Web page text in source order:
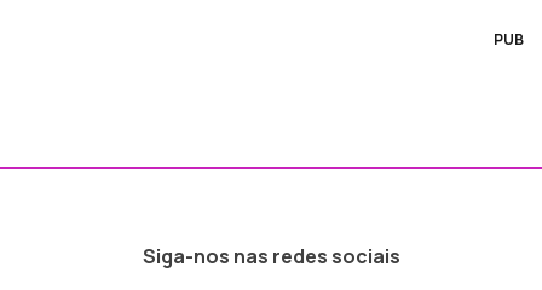
PUB
Siga-nos nas redes sociais